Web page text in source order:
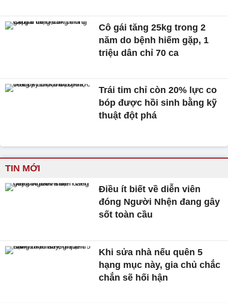
Cô gái tăng 25kg trong 2
năm do bệnh hiếm gặp, 1
triệu dân chỉ 70 ca
Trái tim chỉ còn 20% lực co
bóp được hồi sinh bằng kỹ
thuật đột phá
TIN MỚI
Điều ít biết về diễn viên
đóng Người Nhện đang gây
sốt toàn cầu
Khi sửa nhà nếu quên 5
hạng mục này, gia chủ chắc
chắn sẽ hối hận